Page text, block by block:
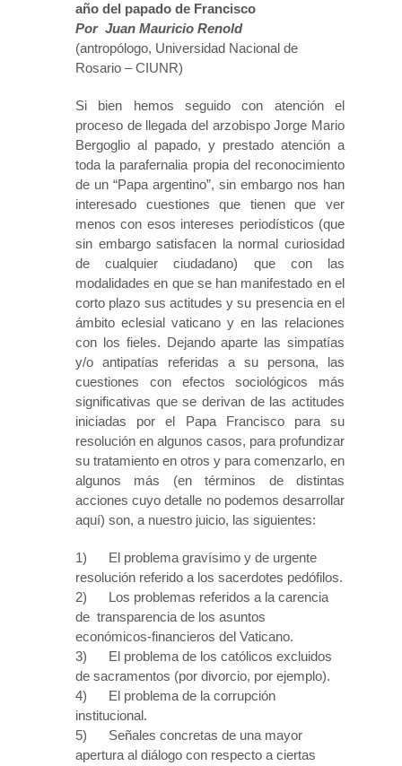
año del papado de Francisco
Por Juan Mauricio Renold
(antropólogo, Universidad Nacional de
Rosario – CIUNR)
Si bien hemos seguido con atención el
proceso de llegada del arzobispo Jorge Mario
Bergoglio al papado, y prestado atención a
toda la parafernalia propia del reconocimiento
de un “Papa argentino”, sin embargo nos han
interesado cuestiones que tienen que ver
menos con esos intereses periodísticos (que
sin embargo satisfacen la normal curiosidad
de cualquier ciudadano) que con las
modalidades en que se han manifestado en el
corto plazo sus actitudes y su presencia en el
ámbito eclesial vaticano y en las relaciones
con los fieles. Dejando aparte las simpatías
y/o antipatías referidas a su persona, las
cuestiones con efectos sociológicos más
significativas que se derivan de las actitudes
iniciadas por el Papa Francisco para su
resolución en algunos casos, para profundizar
su tratamiento en otros y para comenzarlo, en
algunos más (en términos de distintas
acciones cuyo detalle no podemos desarrollar
aquí) son, a nuestro juicio, las siguientes:
1) El problema gravísimo y de urgente
resolución referido a los sacerdotes pedófilos.
2) Los problemas referidos a la carencia
de transparencia de los asuntos
económicos-financieros del Vaticano.
3) El problema de los católicos excluidos
de sacramentos (por divorcio, por ejemplo).
4) El problema de la corrupción
institucional.
5) Señales concretas de una mayor
apertura al diálogo con respecto a ciertas